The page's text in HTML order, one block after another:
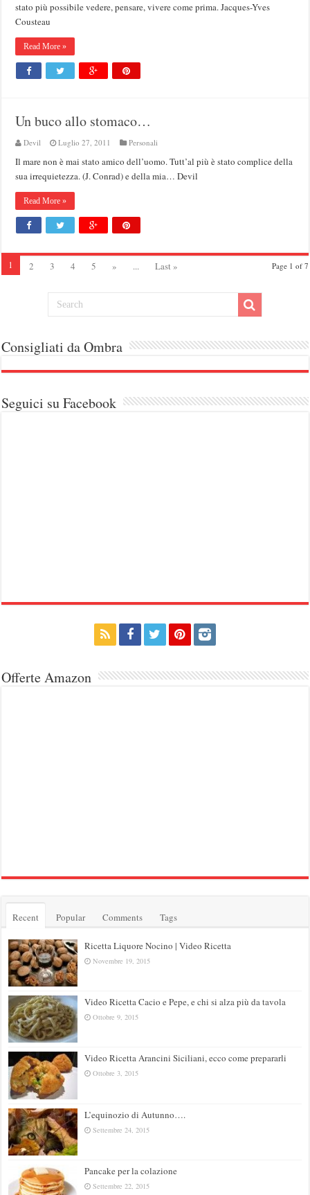
stato più possibile vedere, pensare, vivere come prima. Jacques-Yves
Cousteau
Read More »
Un buco allo stomaco…
Devil Luglio 27, 2011 Personali
Il mare non è mai stato amico dell’uomo. Tutt’al più è stato complice della
sua irrequietezza. (J. Conrad) e della mia… Devil
Read More »
Page 1 of 7
1 2 3 4 5 » ... Last »
Consigliati da Ombra
Seguici su Facebook
Offerte Amazon
Recent Popular Comments Tags
Ricetta Liquore Nocino | Video Ricetta
Novembre 19, 2015
Video Ricetta Cacio e Pepe, e chi si alza più da tavola
Ottobre 9, 2015
Video Ricetta Arancini Siciliani, ecco come prepararli
Ottobre 3, 2015
L’equinozio di Autunno….
Settembre 24, 2015
Pancake per la colazione
Settembre 22, 2015